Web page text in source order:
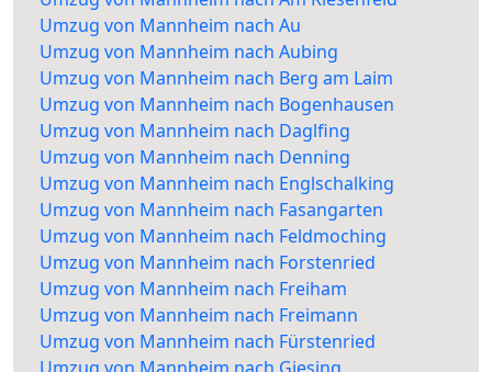
Umzug von Mannheim nach Au
Umzug von Mannheim nach Aubing
Umzug von Mannheim nach Berg am Laim
Umzug von Mannheim nach Bogenhausen
Umzug von Mannheim nach Daglfing
Umzug von Mannheim nach Denning
Umzug von Mannheim nach Englschalking
Umzug von Mannheim nach Fasangarten
Umzug von Mannheim nach Feldmoching
Umzug von Mannheim nach Forstenried
Umzug von Mannheim nach Freiham
Umzug von Mannheim nach Freimann
Umzug von Mannheim nach Fürstenried